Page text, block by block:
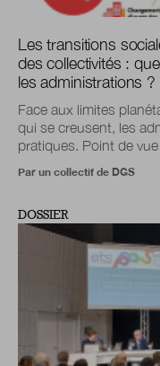
Les transitions
des collectivités :
les administrations ?
Face aux limites
qui se creusent, les
pratiques. Point de vue
Par un collectif de DGS
DOSSIER